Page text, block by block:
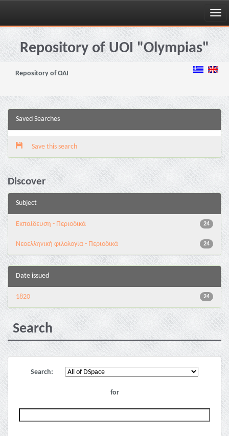
Skip
navigationRepository of UOI "Olympias"
Repository of OAI
Saved Searches
Save this search
Discover
Subject
24
Εκπαίδευση - Περιοδικά
24
Νεοελληνική φιλολογία - Περιοδικά
Date issued
24
1820
Search
Search:
for